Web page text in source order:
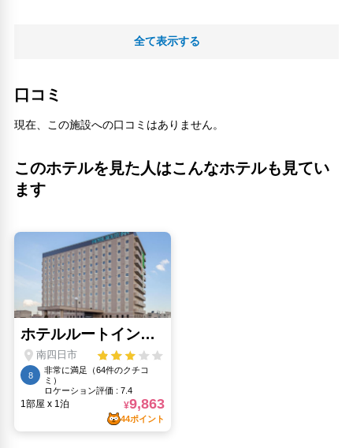
全て表示する
口コミ
現在、この施設への口コミはありません。
このホテルを見た人はこんなホテルも見てい
ます